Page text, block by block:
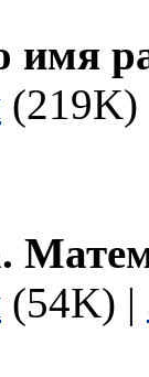
имя
(54K) |